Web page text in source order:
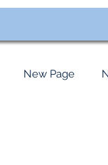
New Page